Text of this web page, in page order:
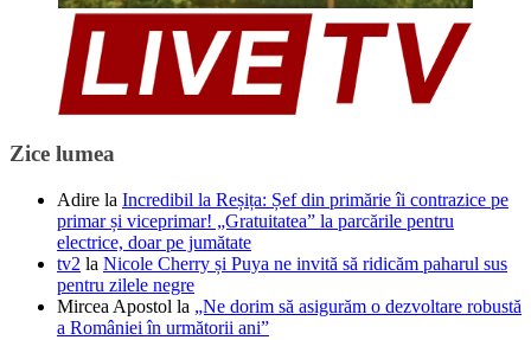
Zice lumea
Adire la Incredibil la Reșița: Șef din primărie îi contrazice pe
primar și viceprimar! „Gratuitatea” la parcările pentru
electrice, doar pe jumătate
tv2 la Nicole Cherry și Puya ne invită să ridicăm paharul sus
pentru zilele negre
Mircea Apostol la „Ne dorim să asigurăm o dezvoltare robustă
a României în următorii ani”